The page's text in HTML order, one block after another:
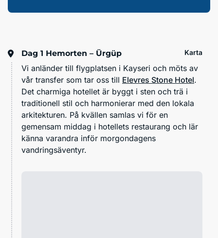
Dag 1 Hemorten – Ürgüp Karta
Vi anländer till flygplatsen i Kayseri och möts av
vår transfer som tar oss till Elevres Stone Hotel.
Det charmiga hotellet är byggt i sten och trä i
traditionell stil och harmonierar med den lokala
arkitekturen. På kvällen samlas vi för en
gemensam middag i hotellets restaurang och lär
känna varandra inför morgondagens
vandringsäventyr.